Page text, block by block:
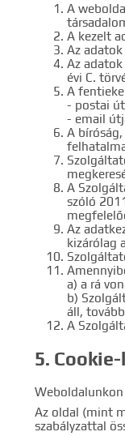
A
A kezelt
Az
Az
évi C.
A
- postai
- email
A
A
szóló
Az
kizárólag
a) a rá
b)
áll,
A
5.
Weboldalunkon
Az oldal (mint
szabályzattal